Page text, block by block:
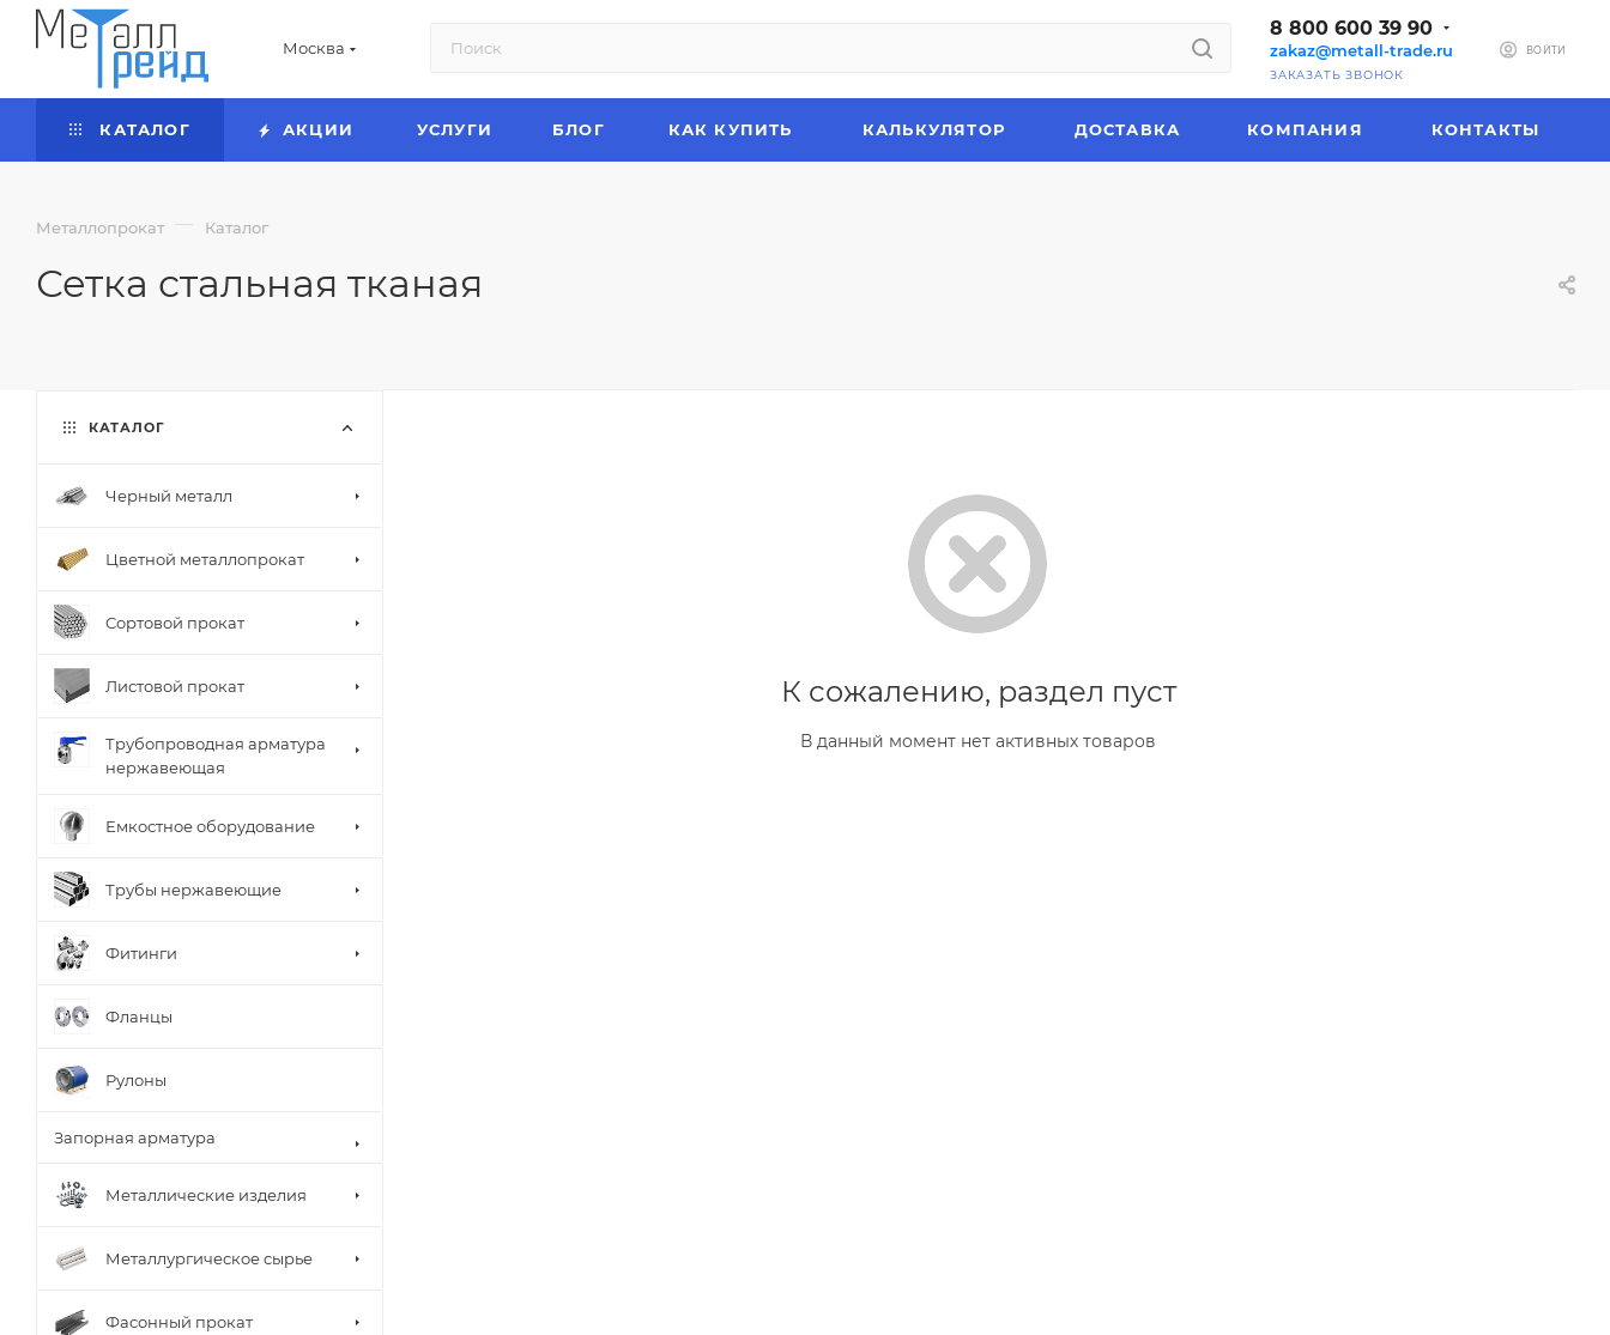
Москва
8 800 600 39 90
zakaz@metall-trade.ru
ЗАКАЗАТЬ ЗВОНОК
ВОЙТИ
КАТАЛОГ АКЦИИ УСЛУГИ БЛОГ КАК КУПИТЬ КАЛЬКУЛЯТОР ДОСТАВКА КОМПАНИЯ КОНТАКТЫ
Металлопрокат — Каталог
Сетка стальная тканая
К сожалению, раздел пуст
В данный момент нет активных товаров
КАТАЛОГ
Черный металл
Цветной металлопрокат
Сортовой прокат
Листовой прокат
Трубопроводная арматура
нержавеющая
Емкостное оборудование
Трубы нержавеющие
Фитинги
Фланцы
Рулоны
Запорная арматура
Металлические изделия
Металлургическое сырье
Фасонный прокат